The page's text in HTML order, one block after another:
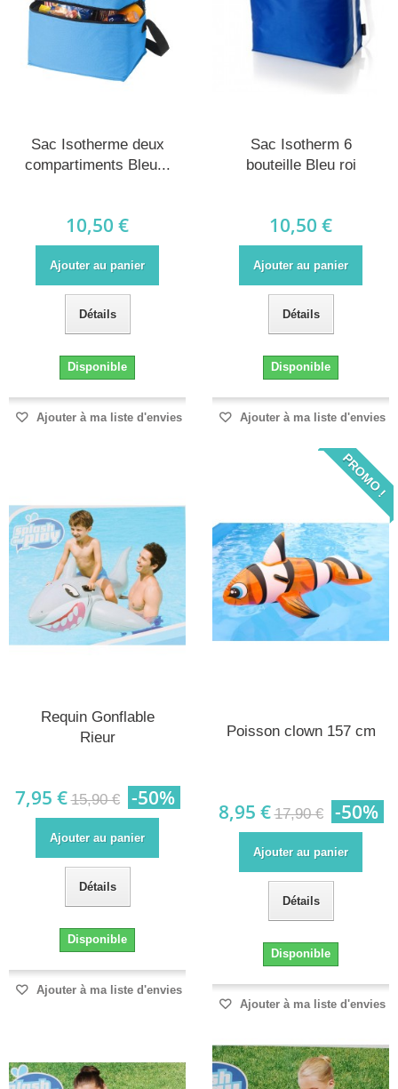
Sac Isotherme deux
compartiments Bleu...
10,50 €
Ajouter au panier
Détails
Disponible
Ajouter à ma liste d'envies
Sac Isotherm 6
bouteille Bleu roi
10,50 €
Ajouter au panier
Détails
Disponible
Ajouter à ma liste d'envies
Requin Gonflable
Rieur
7,95 € 15,90 € -50%
Ajouter au panier
Détails
Disponible
Ajouter à ma liste d'envies
PROMO !
Poisson clown 157 cm
8,95 € 17,90 € -50%
Ajouter au panier
Détails
Disponible
Ajouter à ma liste d'envies